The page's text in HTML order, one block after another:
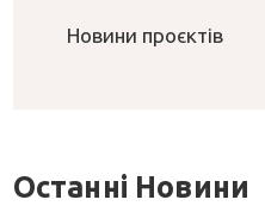
Новини проєктів
Останні Новини